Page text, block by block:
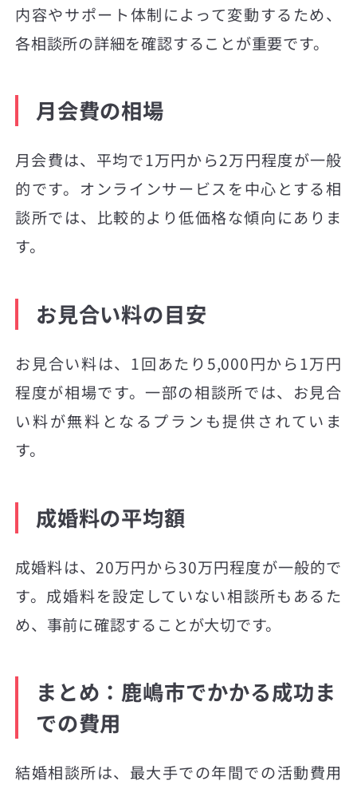
内容やサポート体制によって変動するため、
各相談所の詳細を確認することが重要です。
月会費の相場
月会費は、平均で1万円から2万円程度が一般
的です。オンラインサービスを中心とする相
談所では、比較的より低価格な傾向にありま
す。
お見合い料の目安
お見合い料は、1回あたり5,000円から1万円
程度が相場です。一部の相談所では、お見合
い料が無料となるプランも提供されていま
す。
成婚料の平均額
成婚料は、20万円から30万円程度が一般的で
す。成婚料を設定していない相談所もあるた
め、事前に確認することが大切です。
まとめ：鹿嶋市でかかる成功ま
での費用
結婚相談所は、最大手での年間での活動費用